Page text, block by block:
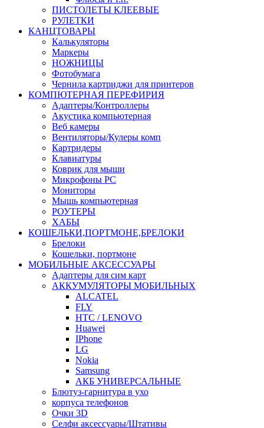
ПИСТОЛЕТЫ КЛЕЕВЫЕ
РУЛЕТКИ
КАНЦТОВАРЫ
Калькуляторы
Маркеры
НОЖНИЦЫ
Фотобумага
Чернила картриджи для принтеров
КОМПЮТЕРНАЯ ПЕРЕФИРИЯ
Адаптеры/Контроллеры
Акустика компьютерная
Веб камеры
Вентиляторы/Кулеры комп
Картридеры
Клавиатуры
Коврик для мыши
Микрофоны PC
Мониторы
Мышь компьютерная
РОУТЕРЫ
ХАБЫ
КОШЕЛЬКИ,ПОРТМОНЕ,БРЕЛОКИ
Брелоки
Кошельки, портмоне
МОБИЛЬНЫЕ АКСЕССУАРЫ
Адаптеры для сим карт
АККУМУЛЯТОРЫ МОБИЛЬНЫХ
ALCATEL
FLY
HTC / LENOVO
Huawei
IPhone
LG
Nokia
Samsung
АКБ УНИВЕРСАЛЬНЫЕ
Блютуз-гарнитура в ухо
корпуса телефонов
Очки 3D
Селфи аксессуары/Штативы